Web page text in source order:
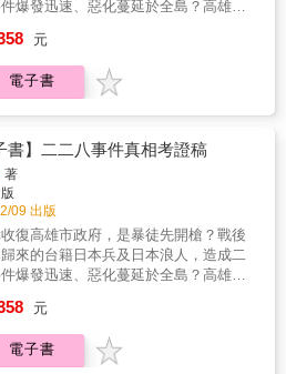
憲法或者刑事訴訟法等法令，其出發
於「保障人權」，無論中國的法律條文
施行的狀況有多大的落差，陳逸松只是
力去實踐自己的理想，而非站在中國
去數十年裡，像陳逸松這
求個人理想的生命史，並不容易被台
後篇）：放膽兩岸波濤路》是第一部詳
後半生抉擇與行動的回憶錄，這樣一
實有助於我們深入理解戰後台海兩岸
陌生的面向。
1956年與張深切合作拍攝台灣第一部
獨運動，1971被「羊羹事件（花旗銀行
」牽連，開始受到警備總部嚴密監
年前往日本、美國；1973年受中華人
總理周恩來之邀訪問中國，隨後留下
訟法等多部法律的修訂工作；1983年離
陳逸松為中共政權服務，使
外黑名單，長期不能回到台灣，直到
1997年才再度踏上故土，三年後辭世
這樣的一生，是非常不容
。最適切的解答就是「人道主義」。
心的是為被壓迫者爭取自由，在這樣
，他坦然與中國共產黨合作，無論是
訂憲法或者刑事訴訟法等法令，其出發
施行的狀況有多大的落差，陳逸松只是
力去實踐自己的理想，而非站在中國
事件不應只是一個單獨的
件，也是一種歷史和政治的創傷。創傷
擾，甚至到今日。因此，我們有必要重
記憶形成的過程，在此論述中則是透
術的途徑，謹慎地找出它作為一種創
同時，筆者也想指出，透過二二八紀念
史化所形構的新台灣國家論述，事實
下的產物，具有非常嚴格的邊界，它
二二八事件中菁英男性受難者以外的
他人完全被遺忘，或是被短暫地紀
很快地又被遺忘。創傷的力量來自於
所發現的機制，這機制不僅造成個人
，亦即：早期創傷&mdash;&mdash;潛
防衛&mdash;&mdash;精
症&mdash;&mdash;受壓抑的局部復
爆發迅速、惡化蔓延於全島？高雄歷
？《二二八事件研究報告》定本存心抹
？二二八事件發生已六十年，這一道
傷痕，迄今仍影響全台灣，甚至海峽兩
彰健先生，以多年來收集的珍貴歷史文
了歷史真相，於二二八事件六十週年
成本書。
元
電子書
書】二二八事件真相考證稿
著
09 出版
復高雄市政府，是暴徒先開槍？戰後
來的台籍日本兵及日本浪人，造成二
爆發迅速、惡化蔓延於全島？高雄歷
？《二二八事件研究報告》定本存心抹
？二二八事件發生已六十年，這一道
傷痕，迄今仍影響全台灣，甚至海峽兩
元
電子書